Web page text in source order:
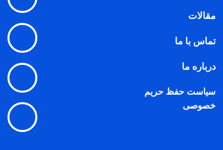
مقالات
تماس با ما
درباره ما
سیاست حفظ حریم
خصوصی